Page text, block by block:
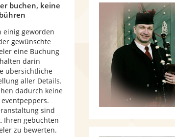
buchen, keine
einig geworden
gewünschte
eine Buchung
darin
übersichtliche
aller Details.
dadurch keine
sind
Ihren gebuchten
zu bewerten.